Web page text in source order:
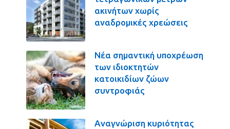
ακινήτων χωρίς
αναδρομικές χρεώσεις
Νέα σημαντική υποχρέωση
των ιδιοκτητών
κατοικιδίων ζώων
συντροφιάς
Αναγνώριση κυριότητας